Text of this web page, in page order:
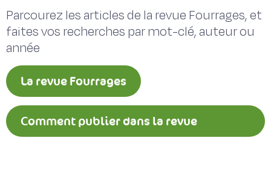
Parcourez les articles de la revue Fourrages, et
faites vos recherches par mot-clé, auteur ou
année
La revue Fourrages
Comment publier dans la revue